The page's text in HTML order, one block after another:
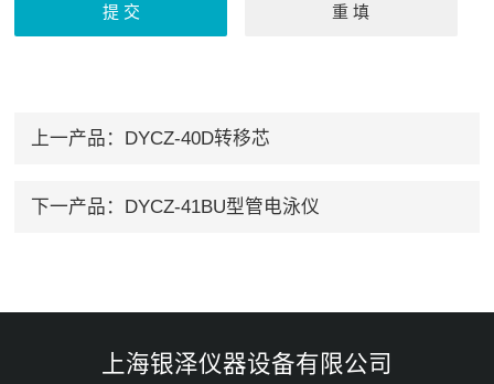
上一产品： DYCZ-40D转移芯
下一产品： DYCZ-41BU型管电泳仪
上海银泽仪器设备有限公司